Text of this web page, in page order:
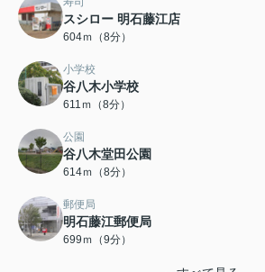
スシロー 明石藤江店
604ｍ（8分）
小学校
谷八木小学校
611ｍ（8分）
公園
谷八木堂田公園
614ｍ（8分）
郵便局
明石藤江郵便局
699ｍ（9分）